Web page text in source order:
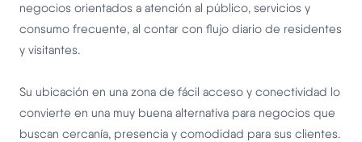
negocios orientados a atención al público, servicios y
consumo frecuente, al contar con flujo diario de residentes
y visitantes.
Su ubicación en una zona de fácil acceso y conectividad lo
convierte en una muy buena alternativa para negocios que
buscan cercanía, presencia y comodidad para sus clientes.